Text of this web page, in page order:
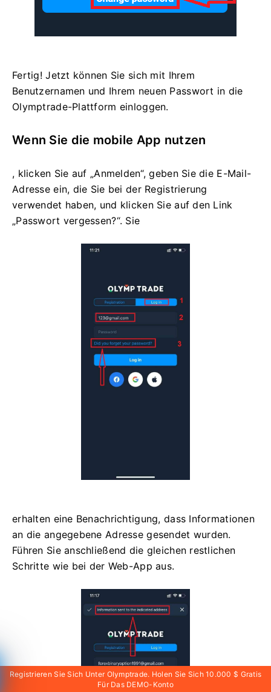
Fertig! Jetzt können Sie sich mit Ihrem
Benutzernamen und Ihrem neuen Passwort in die
Olymptrade-Plattform einloggen.
Wenn Sie die mobile App nutzen
, klicken Sie auf „Anmelden“, geben Sie die E-Mail-
Adresse ein, die Sie bei der Registrierung
verwendet haben, und klicken Sie auf den Link
„Passwort vergessen?“. Sie
erhalten eine Benachrichtigung, dass Informationen
an die angegebene Adresse gesendet wurden.
Führen Sie anschließend die gleichen restlichen
Schritte wie bei der Web-App aus.
Registrieren Sie Sich Unter Olymptrade. Holen Sie Sich 10.000 $ Gratis
Für Das DEMO-Konto